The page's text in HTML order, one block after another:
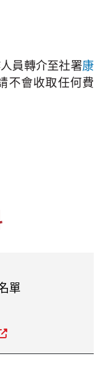
員轉介至社署康
不會收取任何費
單